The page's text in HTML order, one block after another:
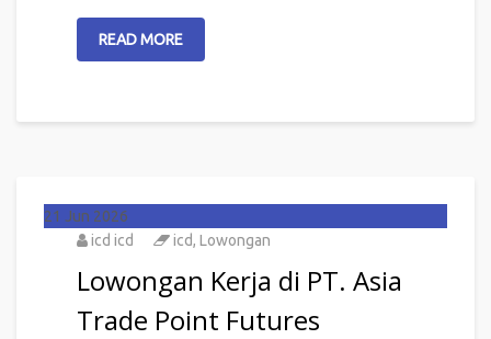
READ MORE
21 Jun 2026
icd icd
icd, Lowongan
Lowongan Kerja di PT. Asia
Trade Point Futures